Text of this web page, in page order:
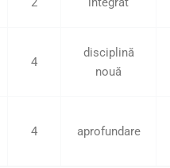
4
disciplină
nouă
4 aprofundare